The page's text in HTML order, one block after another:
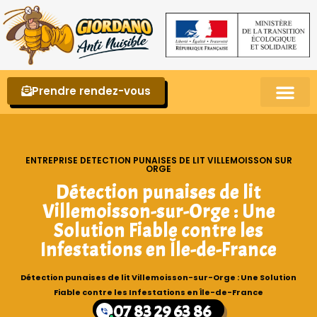
Prendre rendez-vous
ENTREPRISE DETECTION PUNAISES DE LIT VILLEMOISSON SUR
ORGE
Détection punaises de lit
Villemoisson-sur-Orge : Une
Solution Fiable contre les
Infestations en Île-de-France
Détection punaises de lit Villemoisson-sur-Orge : Une Solution
Fiable contre les Infestations en Île-de-France
07 83 29 63 86